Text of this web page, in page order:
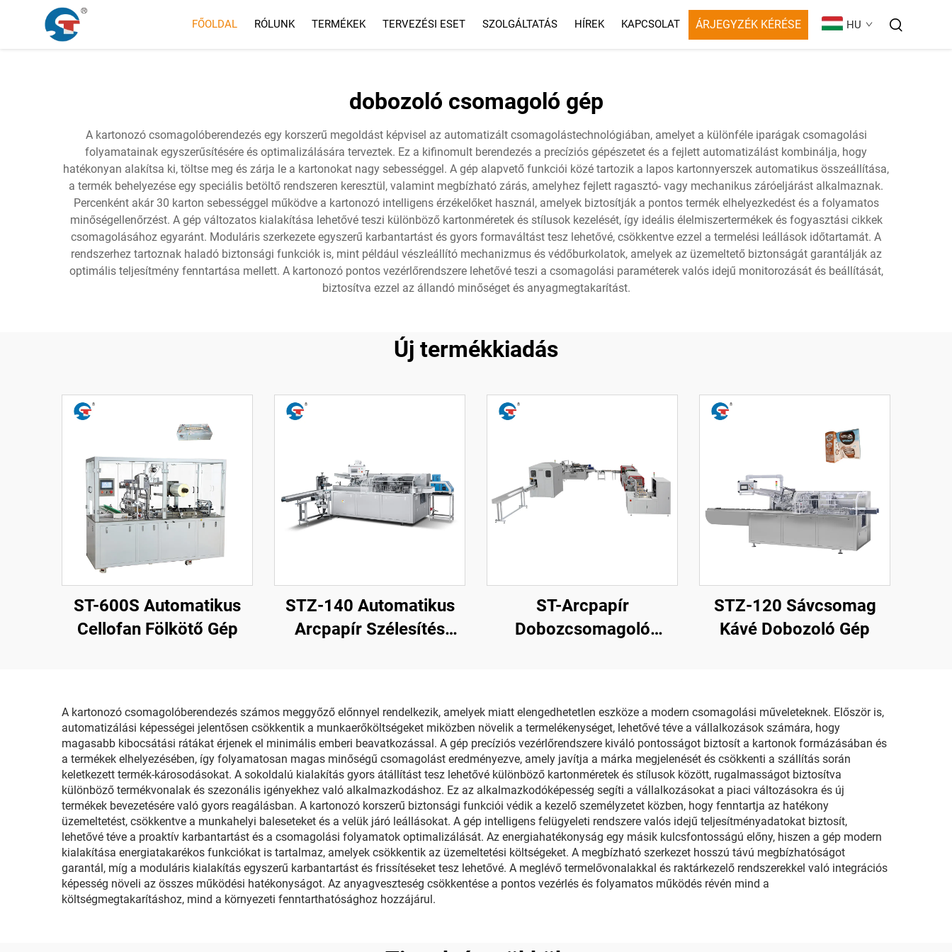
FŐOLDAL RÓLUNK TERMÉKEK TERVEZÉSI ESET SZOLGÁLTATÁS HÍREK KAPCSOLAT ÁRJEGYZÉK KÉRÉSE HU
dobozoló csomagoló gép
A kartonozó csomagolóberendezés egy korszerű megoldást képvisel az automatizált csomagolástechnológiában, amelyet a különféle iparágak csomagolási
folyamatainak egyszerűsítésére és optimalizálására terveztek. Ez a kifinomult berendezés a precíziós gépészetet és a fejlett automatizálást kombinálja, hogy
hatékonyan alakítsa ki, töltse meg és zárja le a kartonokat nagy sebességgel. A gép alapvető funkciói közé tartozik a lapos kartonnyerszek automatikus összeállítása,
a termék behelyezése egy speciális betöltő rendszeren keresztül, valamint megbízható zárás, amelyhez fejlett ragasztó- vagy mechanikus záróeljárást alkalmaznak.
Percenként akár 30 karton sebességgel működve a kartonozó intelligens érzékelőket használ, amelyek biztosítják a pontos termék elhelyezkedést és a folyamatos
minőségellenőrzést. A gép változatos kialakítása lehetővé teszi különböző kartonméretek és stílusok kezelését, így ideális élelmiszertermékek és fogyasztási cikkek
csomagolásához egyaránt. Moduláris szerkezete egyszerű karbantartást és gyors formaváltást tesz lehetővé, csökkentve ezzel a termelési leállások időtartamát. A
rendszerhez tartoznak haladó biztonsági funkciók is, mint például vészleállító mechanizmus és védőburkolatok, amelyek az üzemeltető biztonságát garantálják az
optimális teljesítmény fenntartása mellett. A kartonozó pontos vezérlőrendszere lehetővé teszi a csomagolási paraméterek valós idejű monitorozását és beállítását,
biztosítva ezzel az állandó minőséget és anyagmegtakarítást.
Új termékkiadás
ST-600S Automatikus
Cellofan Fölkötő Gép
STZ-140 Automatikus
Arcpapír Szélesítés
ST-Arcpapír
Dobozcsomagoló
STZ-120 Sávcsomag
Kávé Dobozoló Gép
A kartonozó csomagolóberendezés számos meggyőző előnnyel rendelkezik, amelyek miatt elengedhetetlen eszköze a modern csomagolási műveleteknek. Először is,
automatizálási képességei jelentősen csökkentik a munkaerőköltségeket miközben növelik a termelékenységet, lehetővé téve a vállalkozások számára, hogy
magasabb kibocsátási rátákat érjenek el minimális emberi beavatkozással. A gép precíziós vezérlőrendszere kiváló pontosságot biztosít a kartonok formázásában és
a termékek elhelyezésében, így folyamatosan magas minőségű csomagolást eredményezve, amely javítja a márka megjelenését és csökkenti a szállítás során
keletkezett termék-károsodásokat. A sokoldalú kialakítás gyors átállítást tesz lehetővé különböző kartonméretek és stílusok között, rugalmasságot biztosítva
különböző termékvonalak és szezonális igényekhez való alkalmazkodáshoz. Ez az alkalmazkodóképesség segíti a vállalkozásokat a piaci változásokra és új
termékek bevezetésére való gyors reagálásban. A kartonozó korszerű biztonsági funkciói védik a kezelő személyzetet közben, hogy fenntartja az hatékony
üzemeltetést, csökkentve a munkahelyi baleseteket és a velük járó leállásokat. A gép intelligens felügyeleti rendszere valós idejű teljesítményadatokat biztosít,
lehetővé téve a proaktív karbantartást és a csomagolási folyamatok optimalizálását. Az energiahatékonyság egy másik kulcsfontosságú előny, hiszen a gép modern
kialakítása energiatakarékos funkciókat is tartalmaz, amelyek csökkentik az üzemeltetési költségeket. A megbízható szerkezet hosszú távú megbízhatóságot
garantál, míg a moduláris kialakítás egyszerű karbantartást és frissítéseket tesz lehetővé. A meglévő termelővonalakkal és raktárkezelő rendszerekkel való integrációs
képesség növeli az összes működési hatékonyságot. Az anyagveszteség csökkentése a pontos vezérlés és folyamatos működés révén mind a
költségmegtakarításhoz, mind a környezeti fenntarthatósághoz hozzájárul.